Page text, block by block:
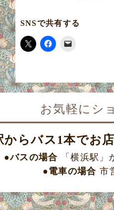
SNSで共有する
お気軽にシ
からバス1本でお
●バスの場合 「横浜駅」
●電車の場合 市